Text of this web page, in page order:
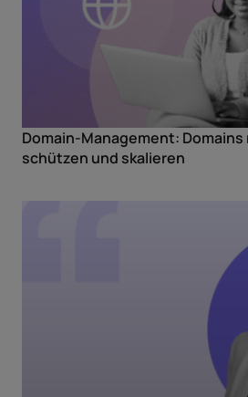
Domain-Management:
schützen und skalieren